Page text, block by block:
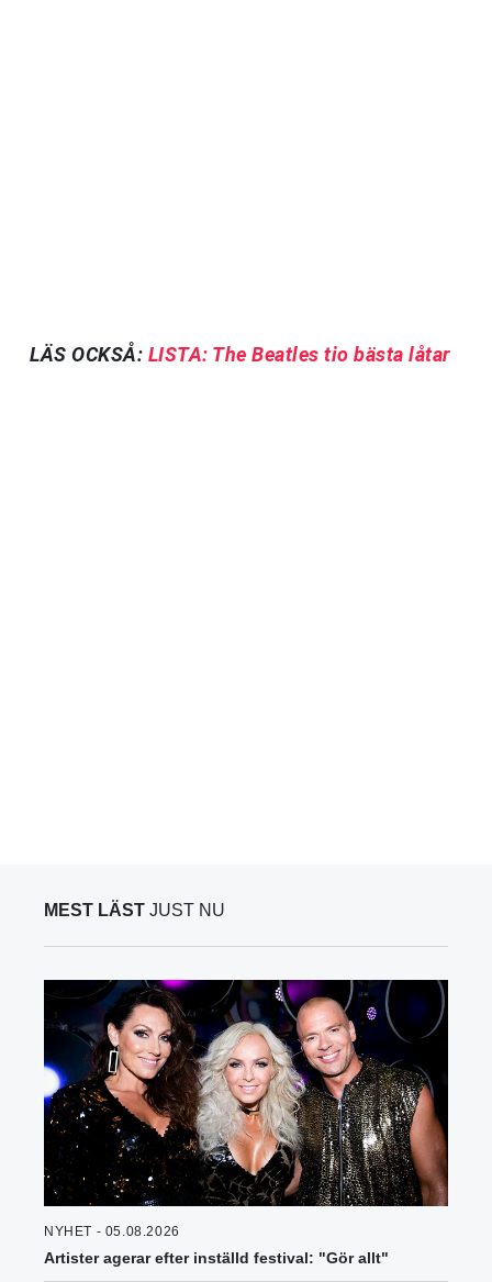
LÄS OCKSÅ: LISTA: The Beatles tio bästa låtar
MEST LÄST JUST NU
NYHET - 05.08.2026
Artister agerar efter inställd festival: "Gör allt"